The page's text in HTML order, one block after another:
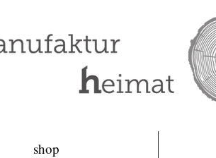
shop